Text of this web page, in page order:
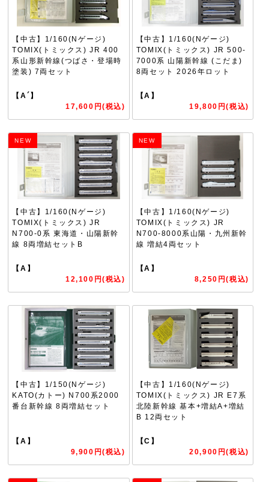
【中古】1/160(Nゲージ)
TOMIX(トミックス) JR 400
系山形新幹線(つばさ・登場時
塗装) 7両セット
【A´】
17,600円(税込)
【中古】1/160(Nゲージ)
TOMIX(トミックス) JR 500-
7000系 山陽新幹線 (こだま)
8両セット 2026年ロット
【A】
19,800円(税込)
NEW
【中古】1/160(Nゲージ)
TOMIX(トミックス) JR
N700-0系 東海道・山陽新幹
線 8両増結セットB
【A】
12,100円(税込)
NEW
【中古】1/160(Nゲージ)
TOMIX(トミックス) JR
N700-8000系山陽・九州新幹
線 増結4両セット
【A】
8,250円(税込)
【中古】1/150(Nゲージ)
KATO(カトー) N700系2000
番台新幹線 8両増結セット
【A】
9,900円(税込)
【中古】1/160(Nゲージ)
TOMIX(トミックス) JR E7系
北陸新幹線 基本+増結A+増結
B 12両セット
【C】
20,900円(税込)